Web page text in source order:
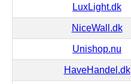
LuxLight.dk
NiceWall.dk
Unishop.nu
HaveHandel.dk